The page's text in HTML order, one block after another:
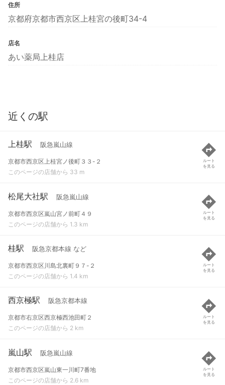
住所
京都府京都市西京区上桂宮の後町34-4
店名
あい薬局上桂店
近くの駅
上桂駅 阪急嵐山線
京都市西京区上桂宮ノ後町３３-２
このページの店舗から 33 m
ルート
を見る
松尾大社駅 阪急嵐山線
京都市西京区嵐山宮ノ前町４９
このページの店舗から 1.3 km
ルート
を見る
桂駅 阪急京都本線 など
京都市西京区川島北裏町９７-２
このページの店舗から 1.4 km
ルート
を見る
西京極駅 阪急京都本線
京都市右京区西京極西池田町２
このページの店舗から 2 km
ルート
を見る
嵐山駅 阪急嵐山線
京都市西京区嵐山東一川町7番地
このページの店舗から 2.6 km
ルート
を見る